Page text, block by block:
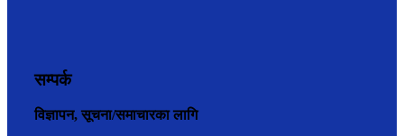
सम्पर्क
विज्ञापन, सूचना/समाचारका लागि